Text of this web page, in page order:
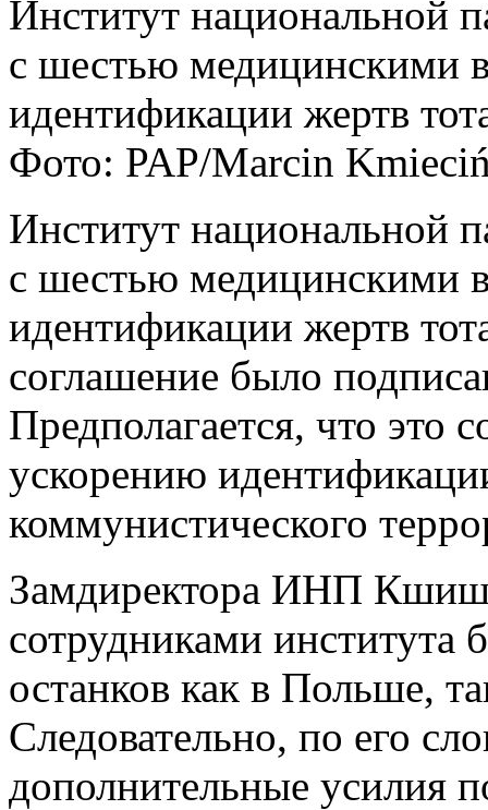
Институт национальной
с шестью медицинскими
идентификации жертв
Фото: PAP/Marcin
Институт национальной
с шестью медицинскими
идентификации жертв
соглашение было
Предполагается, что это
ускорению
коммунистического
Замдиректора ИНП
сотрудниками института
останков как в Польше,
Следовательно, по его
дополнительные усилия